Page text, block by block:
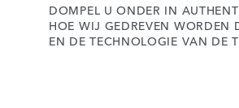
DOMPEL U ONDER IN
HOE WIJ GEDREVEN WORDEN
EN DE TECHNOLOGIE VAN DE